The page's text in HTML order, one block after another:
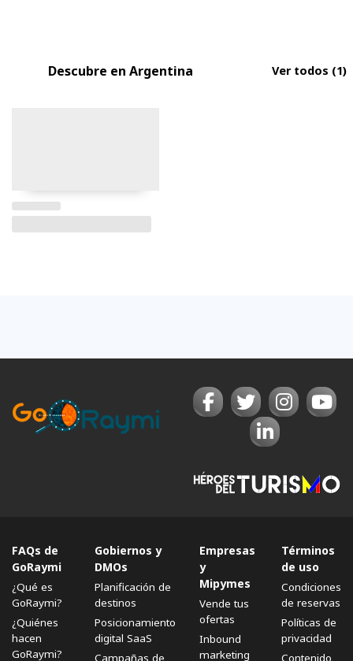
Descubre en Argentina Ver todos (1)
FAQs de
GoRaymi
¿Qué es
GoRaymi?
¿Quiénes
hacen
GoRaymi?
Gobiernos y
DMOs
Planificación de
destinos
Posicionamiento
digital SaaS
Campañas de
Empresas
y
Mipymes
Vende tus
ofertas
Inbound
marketing
Términos
de uso
Condiciones
de reservas
Políticas de
privacidad
Contenido